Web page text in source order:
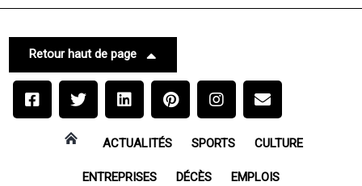
Retour haut de page
ACTUALITÉS SPORTS CULTURE
ENTREPRISES DÉCÈS EMPLOIS